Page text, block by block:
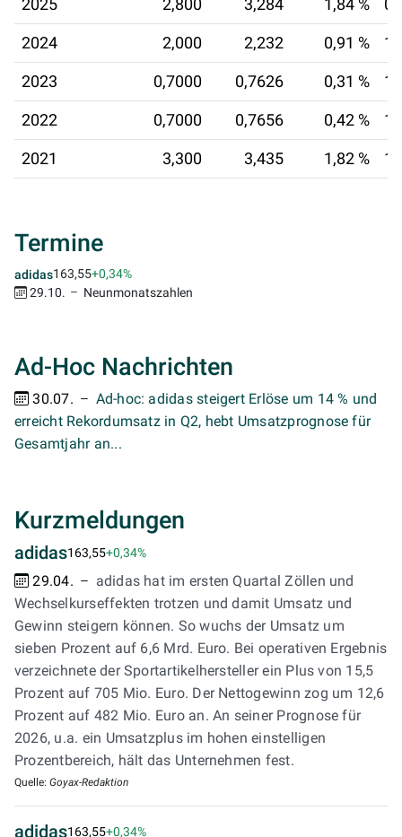
2025 2,800 3,284 1,84 %
2024 2,000 2,232 0,91 %
2023 0,7000 0,7626 0,31 %
2022 0,7000 0,7656 0,42 %
2021 3,300 3,435 1,82 %
Termine
adidas163,55+0,34%
29.10.
Neunmonatszahlen
Ad-Hoc Nachrichten
30.07.
Ad-hoc: adidas steigert Erlöse um 14 % und
erreicht Rekordumsatz in Q2, hebt Umsatzprognose für
Gesamtjahr an...
Kurzmeldungen
adidas163,55+0,34%
29.04.
adidas hat im ersten Quartal Zöllen und
Wechselkurseffekten trotzen und damit Umsatz und
Gewinn steigern können. So wuchs der Umsatz um
sieben Prozent auf 6,6 Mrd. Euro. Bei operativen Ergebnis
verzeichnete der Sportartikelhersteller ein Plus von 15,5
Prozent auf 705 Mio. Euro. Der Nettogewinn zog um 12,6
Prozent auf 482 Mio. Euro an. An seiner Prognose für
2026, u.a. ein Umsatzplus im hohen einstelligen
Prozentbereich, hält das Unternehmen fest.
Quelle: Goyax-Redaktion
adidas163,55+0,34%